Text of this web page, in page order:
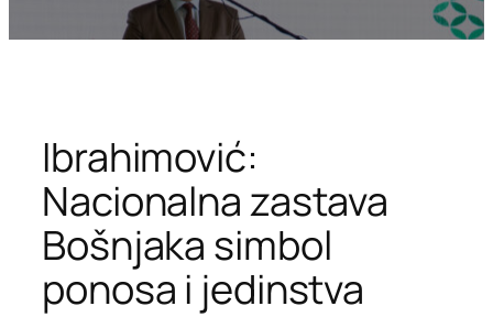
Ibrahimović:
Nacionalna zastava
Bošnjaka simbol
ponosa i jedinstva